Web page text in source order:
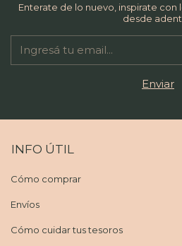
Enterate de lo nuevo, inspirate con
desde
INFO ÚTIL
Cómo comprar
Envíos
Cómo cuidar tus tesoros